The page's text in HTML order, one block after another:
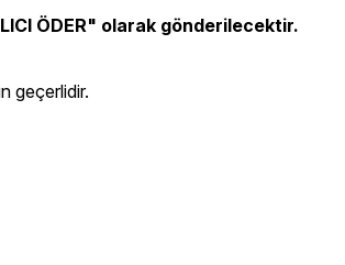
ÖDER" olarak gönderilecektir.
geçerlidir.